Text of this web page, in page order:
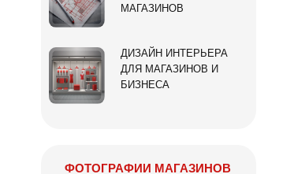
МАГАЗИНОВ
ДИЗАЙН ИНТЕРЬЕРА
ДЛЯ МАГАЗИНОВ И
БИЗНЕСА
ФОТОГРАФИИ МАГАЗИНОВ